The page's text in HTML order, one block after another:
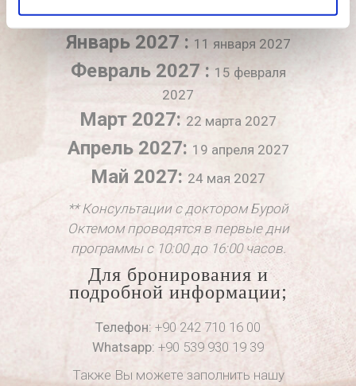
Декабрь 2026:14 декабря 2026
Январь 2027 : 11 января 2027
Февраль 2027 : 15 февраля
2027
Март 2027: 22 марта 2027
Апрель 2027: 19 апреля 2027
Май 2027: 24 мая 2027
** Консультации с доктором Бурой
Октемом проводятся в первые дни
программы с 10:00 до 16:00 часов.
Для бронирования и
подробной информации;
Телефон: +90 242 710 16 00
Whatsapp: +90 539 930 19 39
Также Вы можете заполнить нашу